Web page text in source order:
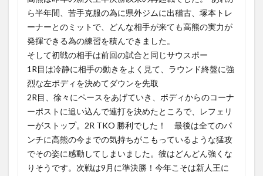
ら半年間、苦手克服の為に県外ジムに出稽古、塚本トレ
ーナーとのミットで、どんな相手が来ても高熊の実力が
発揮できる為の練習を積んできました。
そして初戦の相手は前回の試合と同じサウスポー
1R目は冷静に相手の動きをよく見て、ラウンド終盤に強
烈な左ボディを決めてダウンを先取
2R目、徐々にペースをあげていき、ボディからのコーナ
ーポストに追い込んで連打を決めたところで、レフェリ
ーがストップ。2R TKO 勝利でした！ 最後は全てのパ
ンチに高熊の今までの気持ちがこもっているような猛攻
でその姿に感動してしまいました。彼はどんどん強くな
りそうです。次戦は9月に準決勝！今年こそは新人王に